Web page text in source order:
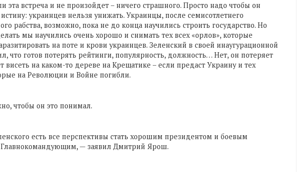
эта встреча и не произойдет – ничего страшного. Просто надо чтобы он
украинцев нельзя унижать. Украинцы, после семисотлетнего
рабства, возможно, пока не до конца научились строить государство. Но
мы научились очень хорошо и снимать тех всех «орлов», которые
на поте и крови украинцев. Зеленский в своей инаугурационной
что готов потерять рейтинги, популярность, должность… Нет, он потеряет
висеть на каком-то дереве на Крещатике – если предаст Украину и тех
на Революции и Войне погибли.
чтобы он это понимал.
есть все перспективы стать хорошим президентом и боевым
— заявил Дмитрий Ярош.